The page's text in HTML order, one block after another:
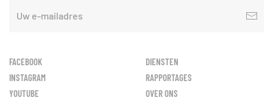
FACEBOOK
INSTAGRAM
YOUTUBE
DIENSTEN
RAPPORTAGES
OVER ONS